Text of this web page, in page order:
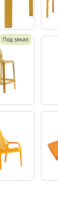
Под заказ